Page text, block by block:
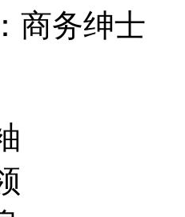
商务绅士